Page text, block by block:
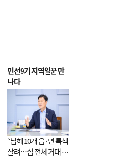
민선9기 지역일꾼 만
나다
“남해 10개 읍·면 특색
살려…섬 전체 거대 정